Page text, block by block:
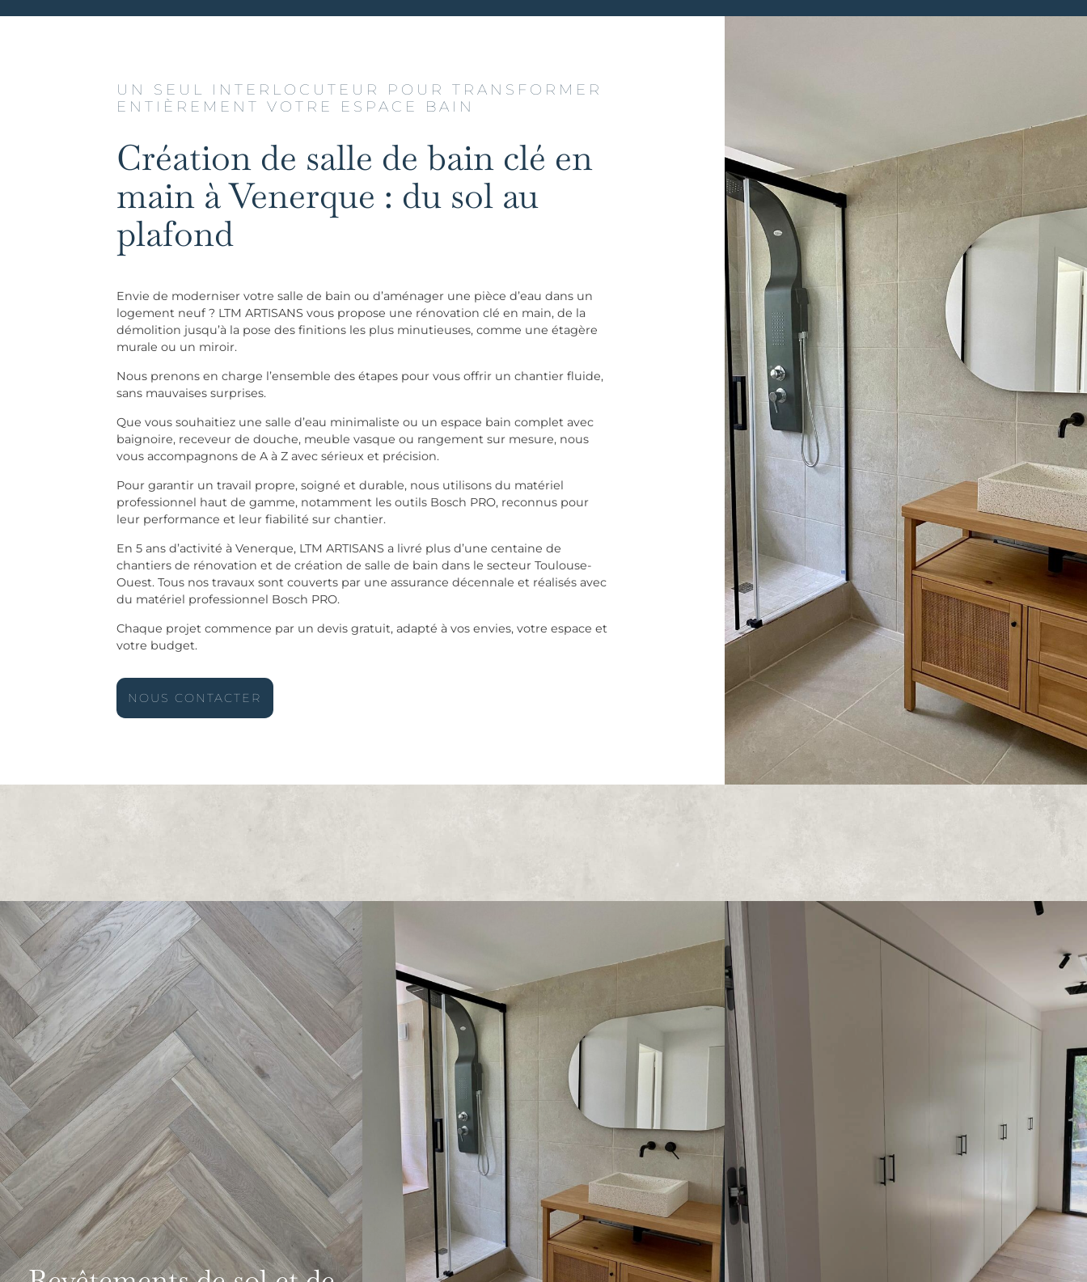
UN SEUL INTERLOCUTEUR POUR TRANSFORMER
ENTIÈREMENT VOTRE ESPACE BAIN
Création de salle de bain clé en
main à Venerque : du sol au
plafond
Envie de moderniser votre salle de bain ou d’aménager une pièce d’eau dans un
logement neuf ? LTM ARTISANS vous propose une rénovation clé en main, de la
démolition jusqu’à la pose des finitions les plus minutieuses, comme une étagère
murale ou un miroir.
Nous prenons en charge l’ensemble des étapes pour vous offrir un chantier fluide,
sans mauvaises surprises.
Que vous souhaitiez une salle d’eau minimaliste ou un espace bain complet avec
baignoire, receveur de douche, meuble vasque ou rangement sur mesure, nous
vous accompagnons de A à Z avec sérieux et précision.
Pour garantir un travail propre, soigné et durable, nous utilisons du matériel
professionnel haut de gamme, notamment les outils Bosch PRO, reconnus pour
leur performance et leur fiabilité sur chantier.
En 5 ans d’activité à Venerque, LTM ARTISANS a livré plus d’une centaine de
chantiers de rénovation et de création de salle de bain dans le secteur Toulouse-
Ouest. Tous nos travaux sont couverts par une assurance décennale et réalisés avec
du matériel professionnel Bosch PRO.
Chaque projet commence par un devis gratuit, adapté à vos envies, votre espace et
votre budget.
NOUS CONTACTER